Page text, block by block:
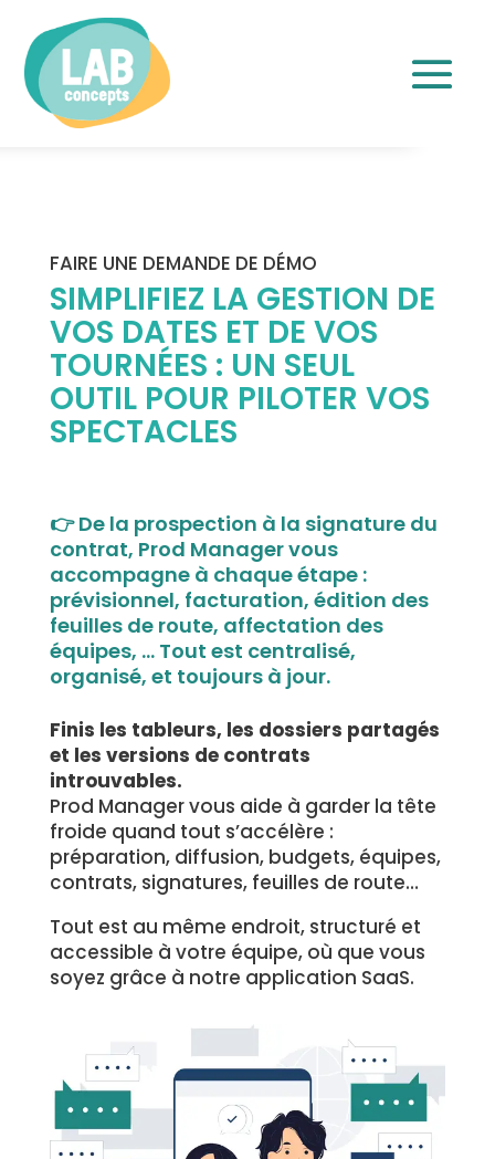
FAIRE UNE DEMANDE DE DÉMO
SIMPLIFIEZ LA GESTION DE
VOS DATES ET DE VOS
TOURNÉES : UN SEUL
OUTIL POUR PILOTER VOS
SPECTACLES
👉 De la prospection à la signature du
contrat, Prod Manager vous
accompagne à chaque étape :
prévisionnel, facturation, édition des
feuilles de route, affectation des
équipes, … Tout est centralisé,
organisé, et toujours à jour.
Finis les tableurs, les dossiers partagés
et les versions de contrats
introuvables.
Prod Manager vous aide à garder la tête
froide quand tout s’accélère :
préparation, diffusion, budgets, équipes,
contrats, signatures, feuilles de route…
Tout est au même endroit, structuré et
accessible à votre équipe, où que vous
soyez grâce à notre application SaaS.